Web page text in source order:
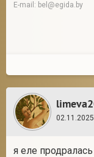
E-mail: bel@egida.by
я еле